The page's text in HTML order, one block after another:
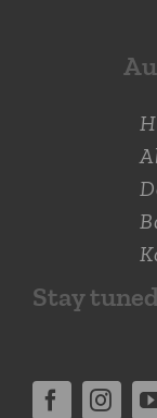
Stay tuned